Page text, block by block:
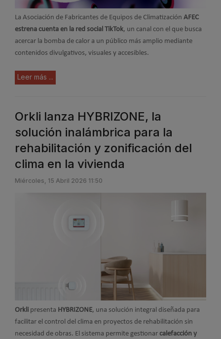
La Asociación de Fabricantes de Equipos de Climatización AFEC
estrena cuenta en la red social TikTok, un canal con el que busca
acercar la bomba de calor a un público más amplio mediante
contenidos divulgativos, visuales y accesibles.
Leer más ...
Orkli lanza HYBRIZONE, la
solución inalámbrica para la
rehabilitación y zonificación del
clima en la vivienda
Miércoles, 15 Abril 2026 11:50
Orkli presenta HYBRIZONE, una solución integral diseñada para
facilitar el control del clima en proyectos de rehabilitación sin
necesidad de obras. El sistema permite gestionar calefacción y